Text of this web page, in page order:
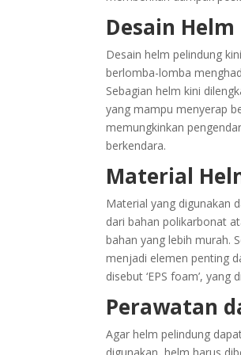
Desain
Desain helm pelindung
berlomba-lomba
Sebagian helm kini
yang mampu menyerap
memungkinkan
berkendara.
Material
Material yang digunakan
dari bahan polikarbonat
bahan yang lebih murah.
menjadi elemen penting
disebut ‘EPS foam’,
Perawatan
Agar helm pelindung